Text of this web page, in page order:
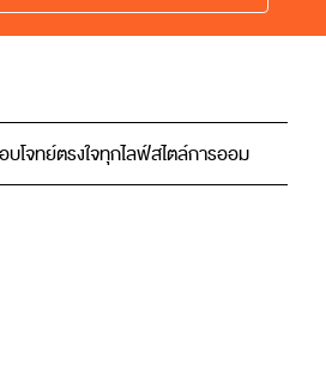
การออม "หนุ่ม กรรชัย" แจงเหตุไม่ทำข่าว